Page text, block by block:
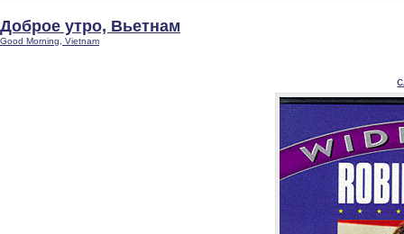
Доброе утро, Вьетнам
Good Morning, Vietnam